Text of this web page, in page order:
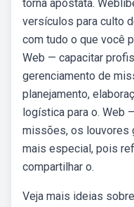
torna apóstata.
versículos para culto
com tudo o que você
Web — capacitar
gerenciamento de
planejamento,
logística para o. Web
missões, os louvores
mais especial, pois
compartilhar o.
Veja mais ideias